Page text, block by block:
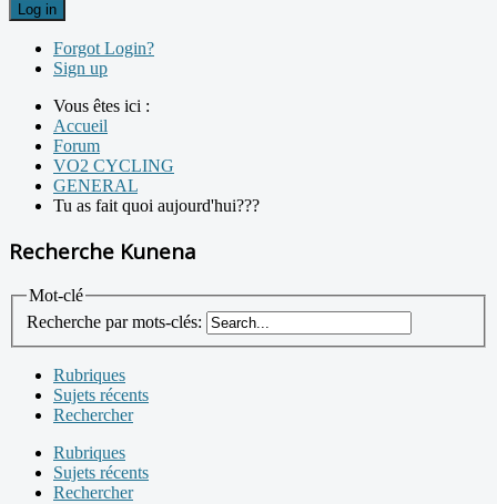
Log in
Forgot Login?
Sign up
Vous êtes ici :
Accueil
Forum
VO2 CYCLING
GENERAL
Tu as fait quoi aujourd'hui???
Recherche Kunena
Mot-clé
Recherche par mots-clés:
Rubriques
Sujets récents
Rechercher
Rubriques
Sujets récents
Rechercher